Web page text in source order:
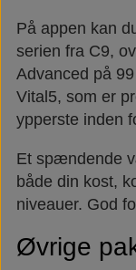
På appen kan
serien fra C9,
Advanced på
Vital5, som er
ypperste inden
Et spændende
både din kost,
niveauer. God
Øvrige